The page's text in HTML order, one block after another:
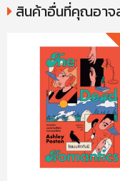
สินค้าอื่นที่คุณอาจ